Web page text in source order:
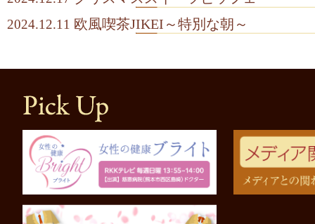
2024.12.11 欧風喫茶JIKEI～特別な朝～